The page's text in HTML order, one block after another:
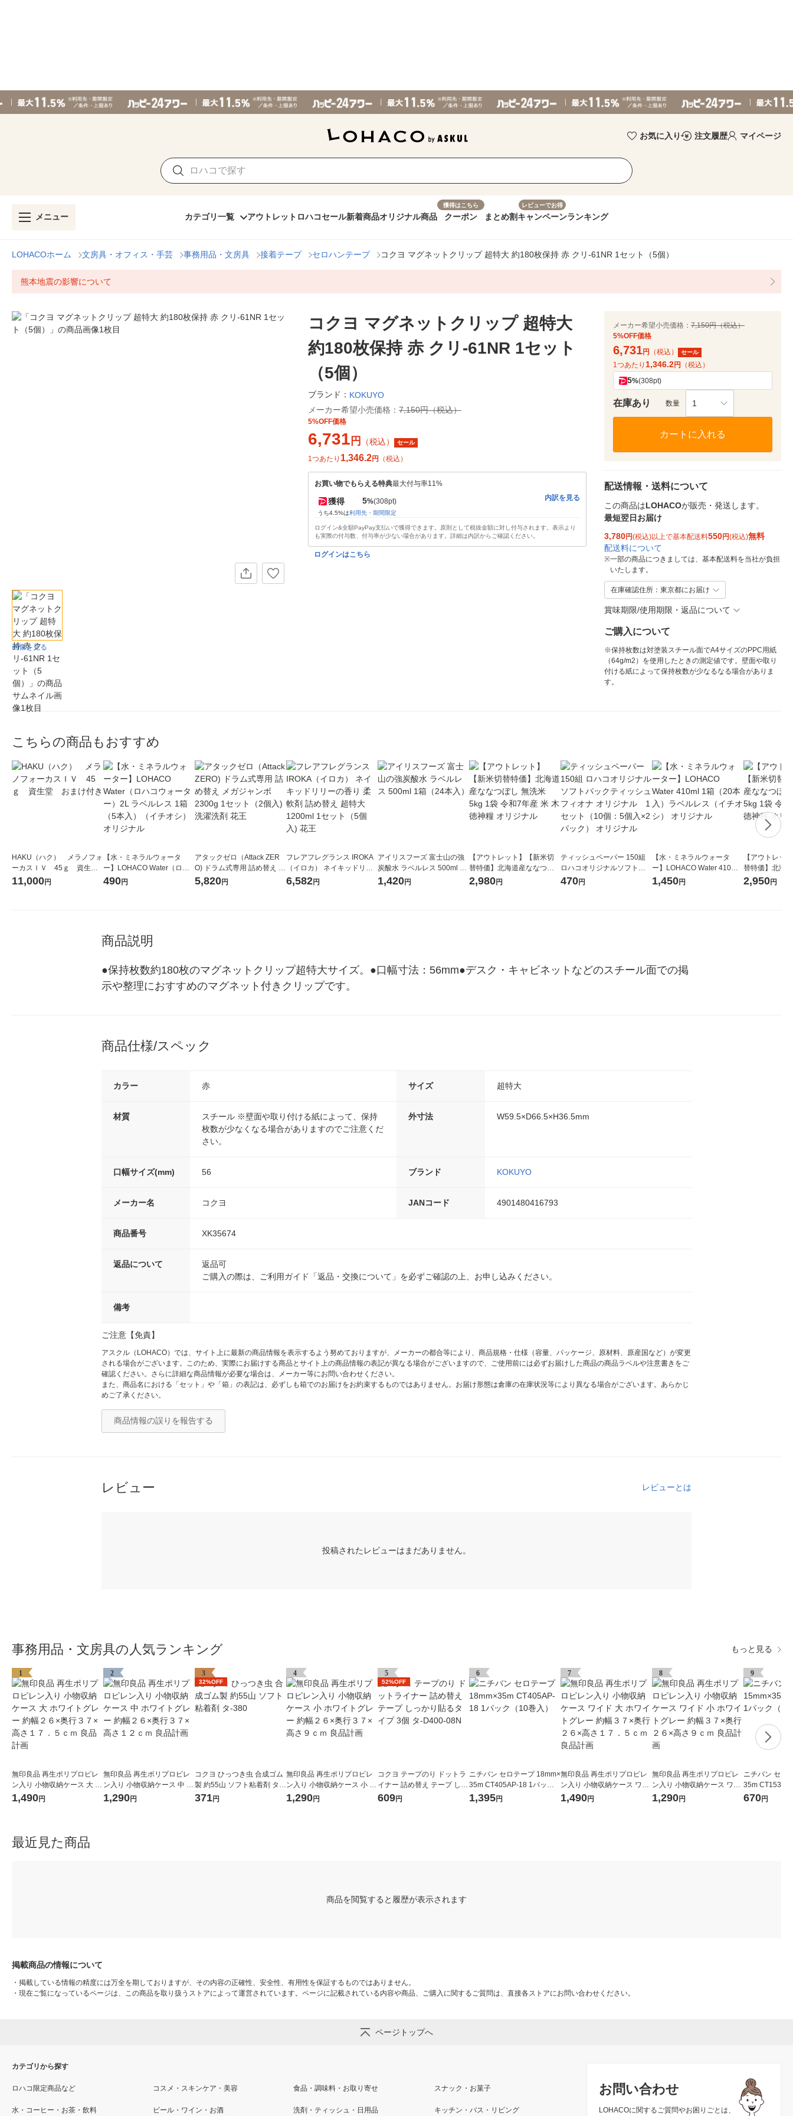
お気に入り 注文履歴 マイページ
メニュー カテゴリ一覧 アウトレット ロハコセール新着商品オリジナル商品
獲得はこちら
クーポン まとめ割
レビューでお得
キャンペーンランキング
LOHACOホーム 文房具・オフィス・手芸 事務用品・文房具 接着テープ セロハンテープ コクヨ マグネットクリップ 超特大 約180枚保持 赤 クリ-61NR 1セット（5個）
熊本地震の影響について
画像を見る
コクヨ マグネットクリップ 超特大
約180枚保持 赤 クリ-61NR 1セット
（5個）
ブランド： KOKUYO
メーカー希望小売価格： 7,150円（税込）
5%OFF価格
6,731 円 （税込） セール
1つあたり 1,346.2円 （税込）
お買い物でもらえる特典最大付与率11%
獲得 5%(308pt)
うち4.5%は利用先・期間限定
内訳を見る
ログイン&全額PayPay支払いで獲得できます。原則として税抜金額に対し付与されます。表示より
も実際の付与数、付与率が少ない場合があります。詳細は内訳からご確認ください。
ログインはこちら
メーカー希望小売価格： 7,150円（税込）
5%OFF価格
6,731円 （税込） セール
1つあたり 1,346.2円 （税込）
5%(308pt)
在庫あり 数量 1
カートに入れる
配送情報・送料について
この商品はLOHACOが販売・発送します。
最短翌日お届け
3,780円(税込)以上で基本配送料550円(税込)無料
配送料について
※一部の商品につきましては、基本配送料を当社が負担
いたします。
在庫確認住所：東京都にお届け
賞味期限/使用期限・返品について
ご購入について
※保持枚数は対塗装スチール面でA4サイズのPPC用紙
（64g/m2）を使用したときの測定値です。壁面や取り
付ける紙によって保持枚数が少なるなる場合がありま
す。
こちらの商品もおすすめ
HAKU（ハク） メラノフォ
ーカスＩＶ 45ｇ 資生
堂 おまけ付き
11,000円
【水・ミネラルウォータ
ー】LOHACO Water（ロハ
コウォーター）2L ラベルレ
490円
アタックゼロ（Attack ZER
O) ドラム式専用 詰め替え メ
ガジャンボ 2300g 1セット
5,820円
フレアフレグランス IROKA
（イロカ） ネイキッドリリ
ーの香り 柔軟剤 詰め替え 超
6,582円
アイリスフーズ 富士山の強
炭酸水 ラベルレス 500ml 1
箱（24本入）
1,420円
【アウトレット】【新米切
替特価】北海道産ななつぼ
し 無洗米 5kg 1袋 令和7年産
2,980円
ティッシュペーパー 150組
ロハコオリジナルソフトパ
ックティッシュ フィオナ オ
470円
【水・ミネラルウォータ
ー】LOHACO Water 410ml
1箱（20本入）ラベルレス
1,450円
【アウトレッ
替特価】北海
し 精白米 5kg
2,950円
商品説明
●保持枚数約180枚のマグネットクリップ超特大サイズ。●口幅寸法：56mm●デスク・キャビネットなどのスチール面での掲
示や整理におすすめのマグネット付きクリップです。
商品仕様/スペック
カラー 赤 サイズ 超特大
材質
スチール ※壁面や取り付ける紙によって、保持
枚数が少なくなる場合がありますのでご注意くだ
さい。
外寸法 W59.5×D66.5×H36.5mm
口幅サイズ(mm) 56 ブランド KOKUYO
メーカー名 コクヨ JANコード 4901480416793
商品番号 XK35674
返品について
返品可
ご購入の際は、ご利用ガイド「返品・交換について」を必ずご確認の上、お申し込みください。
備考
ご注意【免責】
アスクル（LOHACO）では、サイト上に最新の商品情報を表示するよう努めておりますが、メーカーの都合等により、商品規格・仕様（容量、パッケージ、原材料、原産国など）が変更
される場合がございます。このため、実際にお届けする商品とサイト上の商品情報の表記が異なる場合がございますので、ご使用前には必ずお届けした商品の商品ラベルや注意書きをご
確認ください。さらに詳細な商品情報が必要な場合は、メーカー等にお問い合わせください。
また、商品名における「セット」や「箱」の表記は、必ずしも箱でのお届けをお約束するものではありません。お届け形態は倉庫の在庫状況等により異なる場合がございます。あらかじ
めご了承ください。
商品情報の誤りを報告する
レビュー レビューとは
投稿されたレビューはまだありません。
事務用品・文房具の人気ランキング もっと見る
1
無印良品 再生ポリプロピレ
ン入り 小物収納ケース 大 ホ
ワイトグレー 約幅２６×奥行
1,490円
2
無印良品 再生ポリプロピレ
ン入り 小物収納ケース 中 ホ
ワイトグレー 約幅２６×奥行
1,290円
3
32%OFF
コクヨ ひっつき虫 合成ゴム
製 約55山 ソフト粘着剤 タ-3
80
371円
4
無印良品 再生ポリプロピレ
ン入り 小物収納ケース 小 ホ
ワイトグレー 約幅２６×奥行
1,290円
5
52%OFF
コクヨ テープのり ドットラ
イナー 詰め替え テープ しっ
かり貼るタイプ 3個 タ-D400
609円
6
ニチバン セロテープ 18mm×
35m CT405AP-18 1パック
（10巻入）
1,395円
7
無印良品 再生ポリプロピレ
ン入り 小物収納ケース ワイ
ド 大 ホワイトグレー 約幅３
1,490円
8
無印良品 再生ポリプロピレ
ン入り 小物収納ケース ワイ
ド 小 ホワイトグレー 約幅３
1,290円
9
ニチバン セロ
35m CT1535-
巻入）
670円
最近見た商品
商品を閲覧すると履歴が表示されます
掲載商品の情報について
・ 掲載している情報の精度には万全を期しておりますが、その内容の正確性、安全性、有用性を保証するものではありません。
・ 現在ご覧になっているページは、この商品を取り扱うストアによって運営されています。ページに記載されている内容や商品、ご購入に関するご質問は、直接各ストアにお問い合わせください。
ページトップへ
お問い合わせ
LOHACOに関するご質問やお困りごとは、
カテゴリから探す
ロハコ限定商品など コスメ・スキンケア・美容 食品・調味料・お取り寄せ スナック・お菓子
水・コーヒー・お茶・飲料 ビール・ワイン・お酒 洗剤・ティッシュ・日用品 キッチン・バス・リビング